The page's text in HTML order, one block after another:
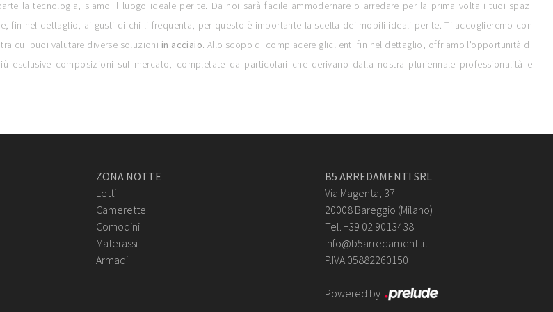
la tecnologia, siamo il luogo ideale per te. Da noi sarà facile ammodernare o arredare per la prima volta i tuoi spazi
fin nel dettaglio, ai gusti di chi li frequenta, per questo è importante la scelta dei mobili ideali per te. Ti accoglieremo con
cui puoi valutare diverse soluzioni in acciaio. Allo scopo di compiacere gliclienti fin nel dettaglio, offriamo l'opportunità di
esclusive composizioni sul mercato, completate da particolari che derivano dalla nostra pluriennale professionalità e
ZONA NOTTE
Letti
Camerette
Comodini
Materassi
Armadi
B5 ARREDAMENTI SRL
Via Magenta, 37
20008 Bareggio (Milano)
Tel. +39 02 9013438
info@b5arredamenti.it
P.IVA 05882260150
Powered by